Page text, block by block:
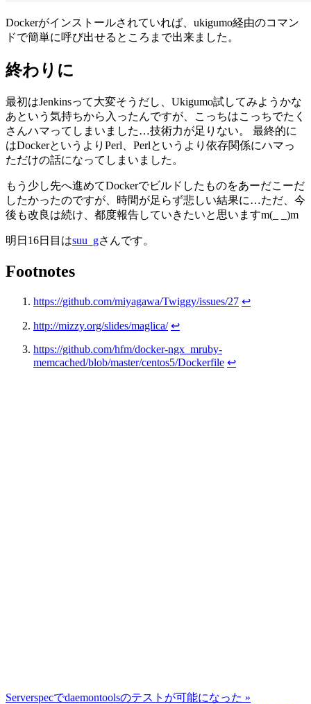
Dockerがインストールされていれば、ukigumo経由のコマン
ドで簡単に呼び出せるところまで出来ました。
終わりに
最初はJenkinsって大変そうだし、Ukigumo試してみようかな
あという気持ちから入ったんですが、こっちはこっちでたく
さんハマってしまいました…技術力が足りない。 最終的に
はDockerというよりPerl、Perlというより依存関係にハマっ
ただけの話になってしまいました。
もう少し先へ進めてDockerでビルドしたものをあーだこーだ
したかったのですが、時間が足らず悲しい結果に…ただ、今
後も改良は続け、都度報告していきたいと思いますm(_ _)m
明日16日目はsuu_gさんです。
Footnotes
https://github.com/miyagawa/Twiggy/issues/27 ↩
http://mizzy.org/slides/maglica/ ↩
https://github.com/hfm/docker-ngx_mruby-
memcached/blob/master/centos5/Dockerfile ↩
Serverspecでdaemontoolsのテストが可能になった »